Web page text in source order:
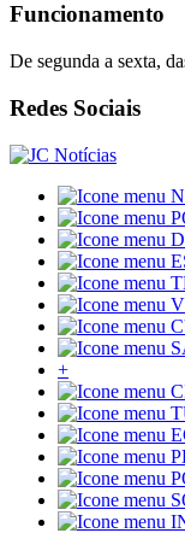
Funcionamento
De segunda a sexta,
Redes Sociais
+